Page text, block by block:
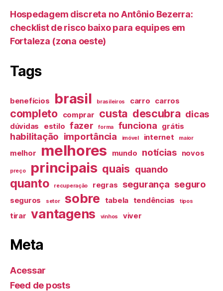
Hospedagem discreta no Antônio Bezerra:
checklist de risco baixo para equipes em
Fortaleza (zona oeste)
Tags
benefícios brasil brasileiros carro carros
completo comprar custa descubra dicas
dúvidas estilo fazer forma funciona grátis
habilitação importância imóvel internet maior
melhor melhores mundo notícias novos
preço principais quais quando
quanto recuperação regras segurança seguro
seguros setor sobre tabela tendências tipos
tirar vantagens vinhos viver
Meta
Acessar
Feed de posts